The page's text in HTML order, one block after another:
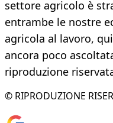
settore agricolo è
entrambe le nostre
agricola al lavoro,
ancora poco
riproduzione
© RIPRODUZIONE